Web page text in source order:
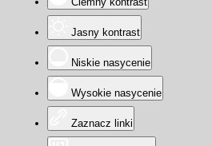
Jasny kontrast
Niskie nasycenie
Wysokie nasycenie
Zaznacz linki